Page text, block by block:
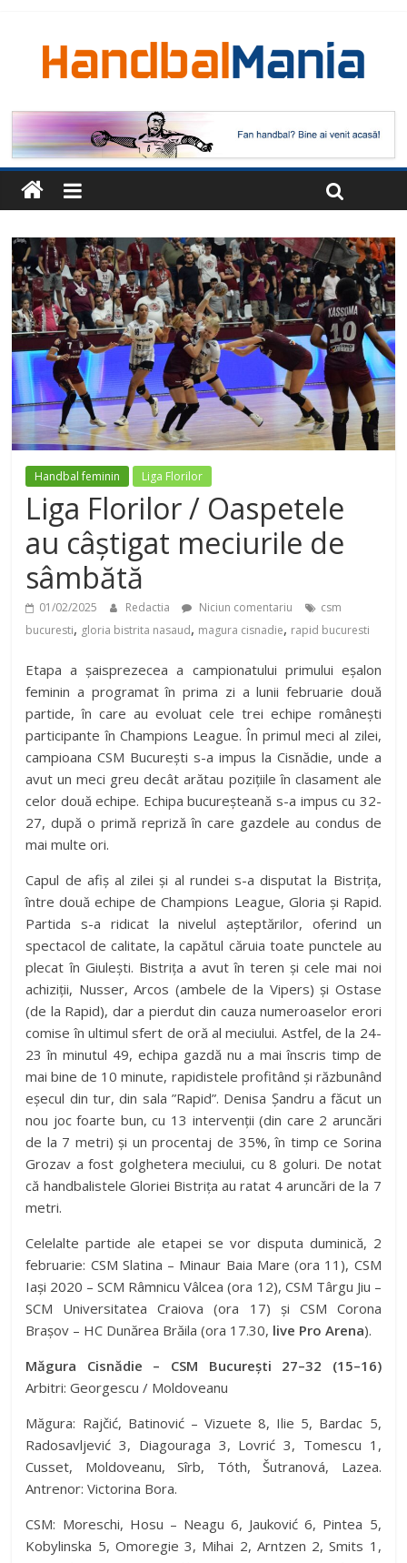
Handbal feminin Liga Florilor
Liga Florilor / Oaspetele
au câștigat meciurile de
sâmbătă
01/02/2025 Redactia Niciun comentariu
csm
bucuresti, gloria bistrita nasaud, magura cisnadie, rapid bucuresti
Etapa a șaisprezecea a campionatului primului eșalon
feminin a programat în prima zi a lunii februarie două
partide, în care au evoluat cele trei echipe românești
participante în Champions League. În primul meci al zilei,
campioana CSM București s-a impus la Cisnădie, unde a
avut un meci greu decât arătau pozițiile în clasament ale
celor două echipe. Echipa bucureșteană s-a impus cu 32-
27, după o primă repriză în care gazdele au condus de
mai multe ori.
Capul de afiș al zilei și al rundei s-a disputat la Bistrița,
între două echipe de Champions League, Gloria și Rapid.
Partida s-a ridicat la nivelul așteptărilor, oferind un
spectacol de calitate, la capătul căruia toate punctele au
plecat în Giulești. Bistrița a avut în teren și cele mai noi
achiziții, Nusser, Arcos (ambele de la Vipers) și Ostase
(de la Rapid), dar a pierdut din cauza numeroaselor erori
comise în ultimul sfert de oră al meciului. Astfel, de la 24-
23 în minutul 49, echipa gazdă nu a mai înscris timp de
mai bine de 10 minute, rapidistele profitând și răzbunând
eșecul din tur, din sala ”Rapid”. Denisa Șandru a făcut un
nou joc foarte bun, cu 13 intervenții (din care 2 aruncări
de la 7 metri) și un procentaj de 35%, în timp ce Sorina
Grozav a fost golghetera meciului, cu 8 goluri. De notat
că handbalistele Gloriei Bistrița au ratat 4 aruncări de la 7
metri.
Celelalte partide ale etapei se vor disputa duminică, 2
februarie: CSM Slatina – Minaur Baia Mare (ora 11), CSM
Iași 2020 – SCM Râmnicu Vâlcea (ora 12), CSM Târgu Jiu –
SCM Universitatea Craiova (ora 17) și CSM Corona
Brașov – HC Dunărea Brăila (ora 17.30, live Pro Arena).
Măgura Cisnădie – CSM București 27–32 (15–16)
Arbitri: Georgescu / Moldoveanu
Măgura: Rajčić, Batinović – Vizuete 8, Ilie 5, Bardac 5,
Radosavljević 3, Diagouraga 3, Lovrić 3, Tomescu 1,
Cusset, Moldoveanu, Sîrb, Tóth, Šutranová, Lazea.
Antrenor: Victorina Bora.
CSM: Moreschi, Hosu – Neagu 6, Jauković 6, Pintea 5,
Kobylinska 5, Omoregie 3, Mihai 2, Arntzen 2, Smits 1,